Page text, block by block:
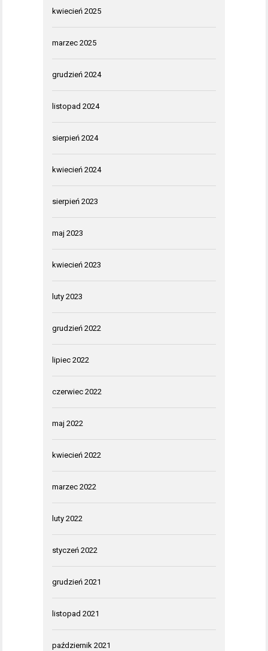
kwiecień 2025
marzec 2025
grudzień 2024
listopad 2024
sierpień 2024
kwiecień 2024
sierpień 2023
maj 2023
kwiecień 2023
luty 2023
grudzień 2022
lipiec 2022
czerwiec 2022
maj 2022
kwiecień 2022
marzec 2022
luty 2022
styczeń 2022
grudzień 2021
listopad 2021
październik 2021